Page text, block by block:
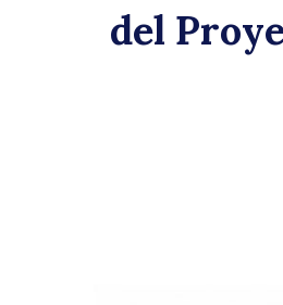
del